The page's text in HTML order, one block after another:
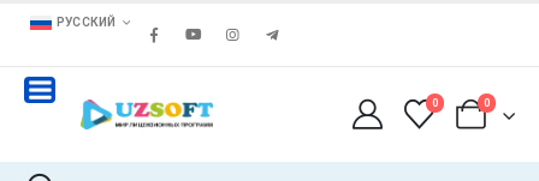
РУССКИЙ
0 0